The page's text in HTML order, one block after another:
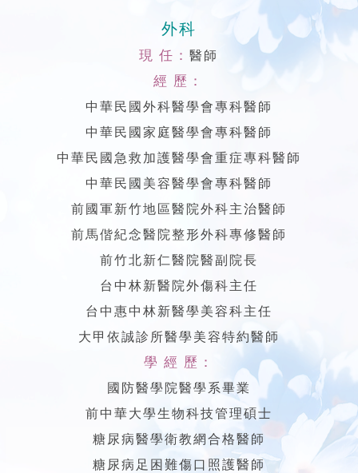
外科
現 任：醫師
經 歷：
中華民國外科醫學會專科醫師
中華民國家庭醫學會專科醫師
中華民國急救加護醫學會重症專科醫師
中華民國美容醫學會專科醫師
前國軍新竹地區醫院外科主治醫師
前馬偕紀念醫院整形外科專修醫師
前竹北新仁醫院醫副院長
台中林新醫院外傷科主任
台中惠中林新醫學美容科主任
大甲依誠診所醫學美容特約醫師
學 經 歷：
國防醫學院醫學系畢業
前中華大學生物科技管理碩士
糖尿病醫學衛教網合格醫師
糖尿病足困難傷口照護醫師